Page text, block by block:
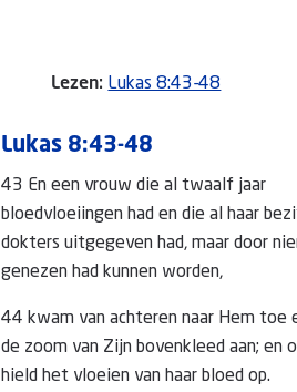
Lezen: Lukas 8:43-48
Lukas 8:43-48
43 En een vrouw die al twaalf jaar
bloedvloeiingen had en die al haar
dokters uitgegeven had, maar door
genezen had kunnen worden,
44 kwam van achteren naar Hem toe
de zoom van Zijn bovenkleed aan; en
hield het vloeien van haar bloed op.